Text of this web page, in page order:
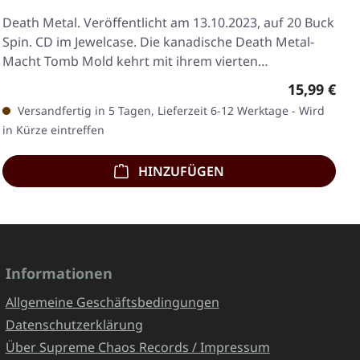
Death Metal. Veröffentlicht am 13.10.2023, auf 20 Buck
Spin. CD im Jewelcase. Die kanadische Death Metal-
Macht Tomb Mold kehrt mit ihrem vierten…
Regulärer
15,99 €
Versandfertig in 5 Tagen, Lieferzeit 6-12 Werktage - Wird
in Kürze eintreffen
HINZUFÜGEN
Informationen
Allgemeine Geschäftsbedingungen
Datenschutzerklärung
Über Supreme Chaos Records / Impressum